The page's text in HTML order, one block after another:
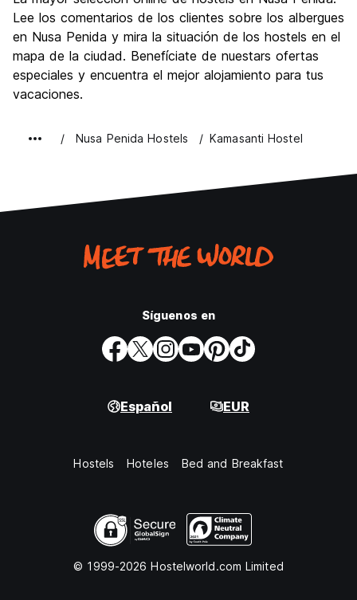
Lee los comentarios de los clientes sobre los albergues
en Nusa Penida y mira la situación de los hostels en el
mapa de la ciudad. Benefíciate de nuestars ofertas
especiales y encuentra el mejor alojamiento para tus
vacaciones.
Nusa Penida Hostels Kamasanti Hostel
Síguenos en
Español EUR
Hostels Hoteles Bed and Breakfast
© 1999-2026 Hostelworld.com Limited